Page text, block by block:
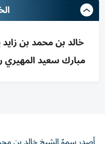
خالد بن محمد بن زايد
مبارك سعيد المهيري
أصدر سموّ الشيخ خالد بن